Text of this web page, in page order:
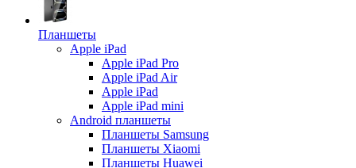
Планшеты
Apple iPad
Apple iPad Pro
Apple iPad Air
Apple iPad
Apple iPad mini
Android планшеты
Планшеты Samsung
Планшеты Xiaomi
Планшеты Huawei